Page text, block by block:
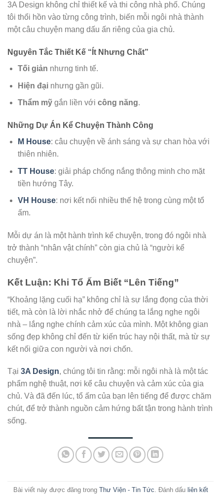
3A Design không chỉ thiết kế và thi công nhà phố. Chúng
tôi thổi hồn vào từng công trình, biến mỗi ngôi nhà thành
một câu chuyện mang dấu ấn riêng của gia chủ.
Nguyên Tắc Thiết Kế “Ít Nhưng Chất”
Tối giản nhưng tinh tế.
Hiện đạinhưng gần gũi.
Thẩm mỹgắn liền với công năng.
Những Dự Án Kể Chuyện Thành Công
M House: câu chuyện về ánh sáng và sự chan hòa với
thiên nhiên.
TT House: giải pháp chống nắng thông minh cho mặt
tiền hướng Tây.
VH House: nơi kết nối nhiều thế hệ trong cùng một tổ
ấm.
Mỗi dự án là một hành trình kể chuyện, trong đó ngôi nhà
trở thành “nhân vật chính” còn gia chủ là “người kể
chuyện”.
Kết Luận: Khi Tổ Ấm Biết “Lên Tiếng”
“Khoảng lặng cuối hạ” không chỉ là sự lắng đọng của thời
tiết, mà còn là lời nhắc nhở để chúng ta lắng nghe ngôi
nhà – lắng nghe chính cảm xúc của mình. Một không gian
sống đẹp không chỉ đến từ kiến trúc hay nội thất, mà từ sự
kết nối giữa con người và nơi chốn.
Tại 3A Design, chúng tôi tin rằng: mỗi ngôi nhà là một tác
phẩm nghệ thuật, nơi kể câu chuyện và cảm xúc của gia
chủ. Và đã đến lúc, tổ ấm của bạn lên tiếng để được chăm
chút, để trở thành nguồn cảm hứng bất tận trong hành trình
sống.
Bài viết này được đăng trong Thư Viện - Tin Tức . Đánh dấu liên kết